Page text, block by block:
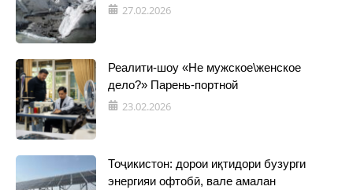
27.02.2026
Реалити-шоу «Не мужское\женское
дело?» Парень-портной
23.02.2026
Тоҷикистон: дорои иқтидори бузурги
энергияи офтобӣ, вале амалан